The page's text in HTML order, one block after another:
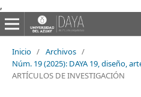
,
Inicio / Archivos /
Núm. 19 (2025): DAYA 19, diseño,
ARTÍCULOS DE INVESTIGACIÓN